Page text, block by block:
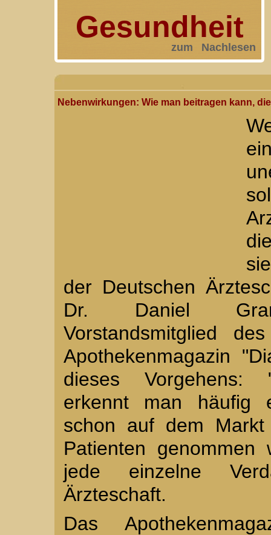
Gesundheit
zum Nachlesen
Nebenwirkungen: Wie man beitragen kann,
der Deutschen
Dr. Daniel
Vorstandsmitglied
Apothekenmagazin
dieses Vorgehens:
erkennt man häufig
schon auf dem
Patienten
jede einzelne
Ärzteschaft.
Das